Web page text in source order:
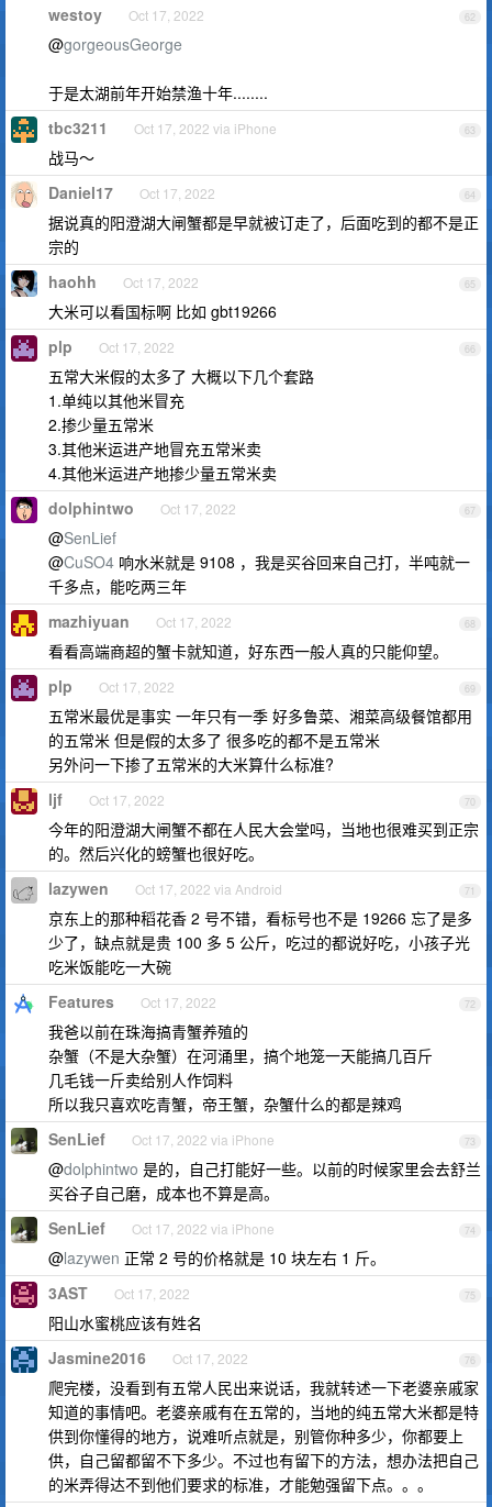
62
westoy Oct 17, 2022
@gorgeousGeorge
于是太湖前年开始禁渔十年........
63
tbc3211 Oct 17, 2022 via iPhone
战马～
64
Daniel17 Oct 17, 2022
据说真的阳澄湖大闸蟹都是早就被订走了，后面吃到的都不是正
宗的
65
haohh Oct 17, 2022
大米可以看国标啊 比如 gbt19266
66
plp Oct 17, 2022
五常大米假的太多了 大概以下几个套路
1.单纯以其他米冒充
2.掺少量五常米
3.其他米运进产地冒充五常米卖
4.其他米运进产地掺少量五常米卖
67
dolphintwo Oct 17, 2022
@SenLief
@CuSO4 响水米就是 9108 ，我是买谷回来自己打，半吨就一
千多点，能吃两三年
68
mazhiyuan Oct 17, 2022
看看高端商超的蟹卡就知道，好东西一般人真的只能仰望。
69
plp Oct 17, 2022
五常米最优是事实 一年只有一季 好多鲁菜、湘菜高级餐馆都用
的五常米 但是假的太多了 很多吃的都不是五常米
另外问一下掺了五常米的大米算什么标准?
70
ljf Oct 17, 2022
今年的阳澄湖大闸蟹不都在人民大会堂吗，当地也很难买到正宗
的。然后兴化的螃蟹也很好吃。
71
lazywen Oct 17, 2022 via Android
京东上的那种稻花香 2 号不错，看标号也不是 19266 忘了是多
少了，缺点就是贵 100 多 5 公斤，吃过的都说好吃，小孩子光
吃米饭能吃一大碗
72
Features Oct 17, 2022
我爸以前在珠海搞青蟹养殖的
杂蟹（不是大杂蟹）在河涌里，搞个地笼一天能搞几百斤
几毛钱一斤卖给别人作饲料
所以我只喜欢吃青蟹，帝王蟹，杂蟹什么的都是辣鸡
73
SenLief Oct 17, 2022 via iPhone
@dolphintwo 是的，自己打能好一些。以前的时候家里会去舒兰
买谷子自己磨，成本也不算是高。
74
SenLief Oct 17, 2022 via iPhone
@lazywen 正常 2 号的价格就是 10 块左右 1 斤。
75
3AST Oct 17, 2022
阳山水蜜桃应该有姓名
76
Jasmine2016 Oct 17, 2022
爬完楼，没看到有五常人民出来说话，我就转述一下老婆亲戚家
知道的事情吧。老婆亲戚有在五常的，当地的纯五常大米都是特
供到你懂得的地方，说难听点就是，别管你种多少，你都要上
供，自己留都留不下多少。不过也有留下的方法，想办法把自己
的米弄得达不到他们要求的标准，才能勉强留下点。。。